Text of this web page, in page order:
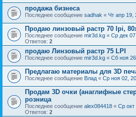
продажа бизнеса
Последнее сообщение sadhak « Чт апр 19,
Продаю линзовый растр 70 lpi,
Последнее сообщение mir3d.kg « Ср дек
Ответов: 2
продаю Линзовый растр 75 LPI
Последнее сообщение mir3d.kg « Сб ноя
Предлагаю материалы для 3D
Последнее сообщение Влад « Ср ноя 02,
Продам 3D очки (анаглифные
розница
Последнее сообщение alex084418 « Ср окт
Ответов: 2